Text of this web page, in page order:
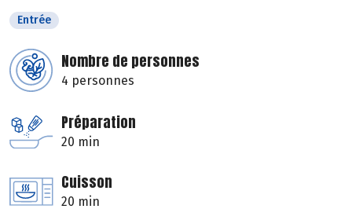
Entrée
Nombre de personnes
4 personnes
Préparation
20 min
Cuisson
20 min